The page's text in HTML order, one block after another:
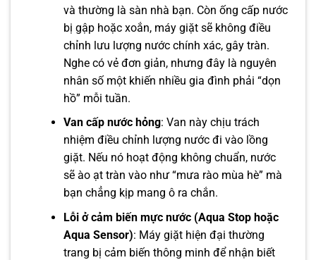
và thường là sàn nhà bạn. Còn ống cấp nước
bị gập hoặc xoắn, máy giặt sẽ không điều
chỉnh lưu lượng nước chính xác, gây tràn.
Nghe có vẻ đơn giản, nhưng đây là nguyên
nhân số một khiến nhiều gia đình phải “dọn
hồ” mỗi tuần.
Van cấp nước hỏng: Van này chịu trách
nhiệm điều chỉnh lượng nước đi vào lồng
giặt. Nếu nó hoạt động không chuẩn, nước
sẽ ào ạt tràn vào như “mưa rào mùa hè” mà
bạn chẳng kịp mang ô ra chắn.
Lỗi ở cảm biến mực nước (Aqua Stop hoặc
Aqua Sensor): Máy giặt hiện đại thường
trang bị cảm biến thông minh để nhận biết